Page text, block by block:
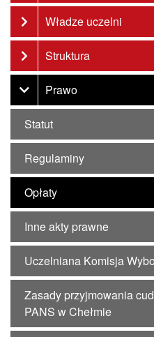
Władze uczelni
Struktura
Prawo
Statut
Regulaminy
Opłaty
Inne akty prawne
Uczelniana Komisja
Zasady przyjmowania
PANS w Chełmie